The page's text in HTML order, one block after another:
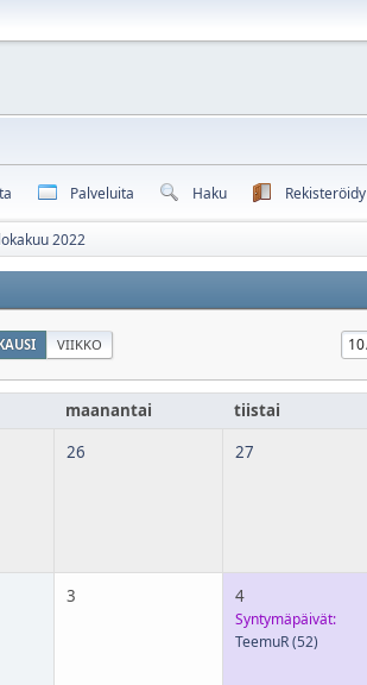
Palveluita Haku Rekisteröidy
lokakuu 2022
VIIKKO
maanantai tiistai
26 27
3 4
Syntymäpäivät:
TeemuR(52)